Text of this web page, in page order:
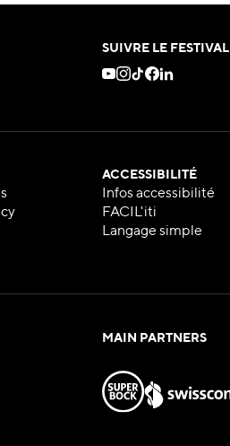
SUIVRE LE FESTIVAL
ACCESSIBILITÉ
Infos accessibilité
FACIL'iti
Langage simple
MAIN PARTNERS